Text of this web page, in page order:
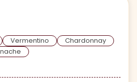
Vermentino
Chardonnay